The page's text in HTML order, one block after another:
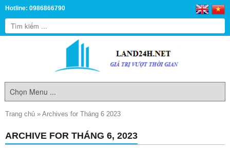
Hotline: 0986866790
Trang chủ » Archives for Tháng 6 2023
ARCHIVE FOR THÁNG 6, 2023